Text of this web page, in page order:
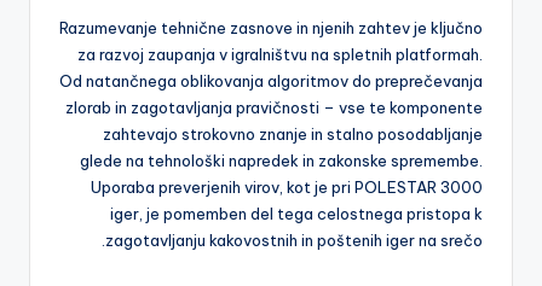
Razumevanje tehnične zasnove in njenih zahtev je ključno
za razvoj zaupanja v igralništvu na spletnih platformah.
Od natančnega oblikovanja algoritmov do preprečevanja
zlorab in zagotavljanja pravičnosti – vse te komponente
zahtevajo strokovno znanje in stalno posodabljanje
glede na tehnološki napredek in zakonske spremembe.
Uporaba preverjenih virov, kot je pri POLESTAR 3000
iger, je pomemben del tega celostnega pristopa k
zagotavljanju kakovostnih in poštenih iger na srečo.